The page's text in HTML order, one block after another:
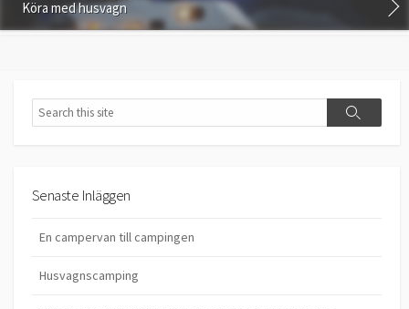
Köra med husvagn
Search
Search
Senaste Inläggen
En campervan till campingen
Husvagnscamping